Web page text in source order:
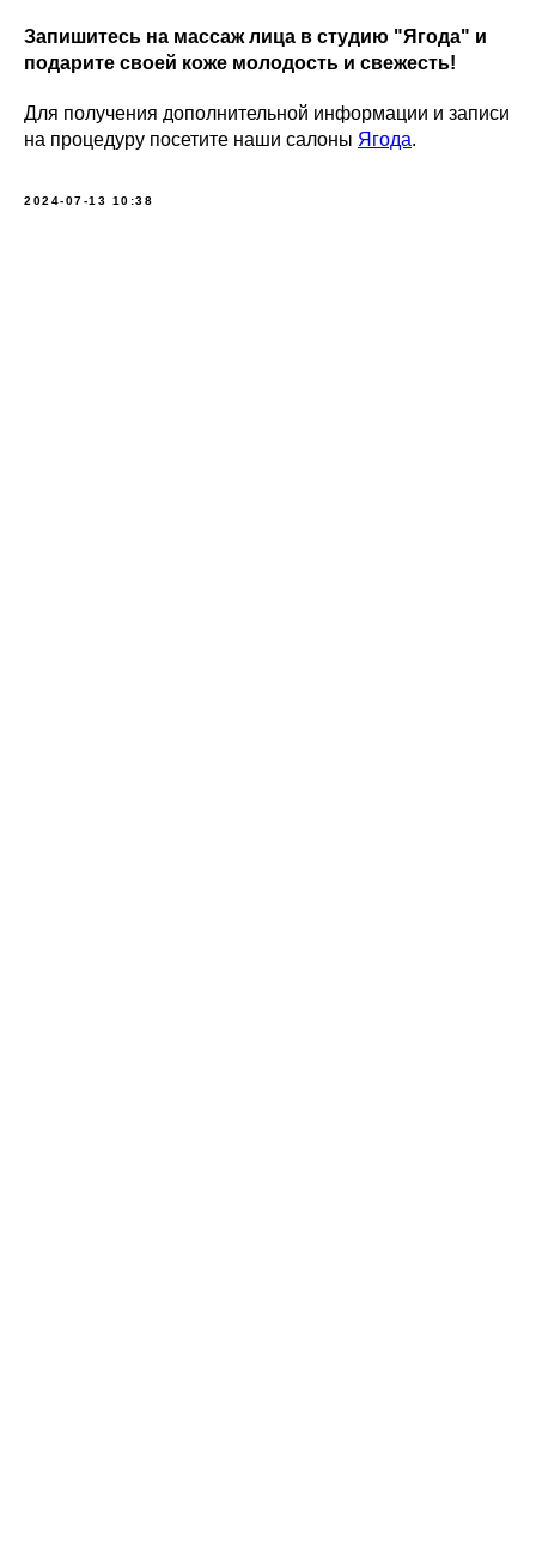
Запишитесь на массаж лица в студию "Ягода" и
подарите своей коже молодость и свежесть!
Для получения дополнительной информации и записи
на процедуру посетите наши салоны Ягода.
2024-07-13 10:38